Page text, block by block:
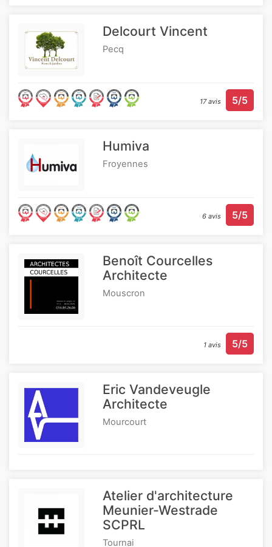
Delcourt Vincent
Pecq
17 avis 5/5
Humiva
Froyennes
6 avis 5/5
Benoît Courcelles
Architecte
Mouscron
1 avis 5/5
Eric Vandeveugle
Architecte
Mourcourt
Atelier d'architecture
Meunier-Westrade
SCPRL
Tournai